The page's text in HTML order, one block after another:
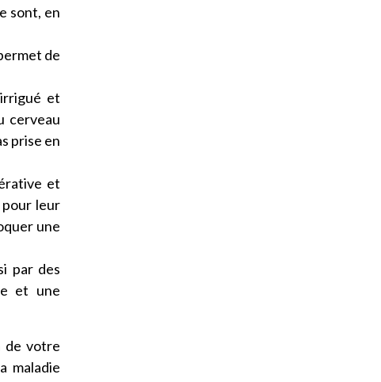
sont, en
de
et
cerveau
prise en
et
pour leur
une
par des
et une
de votre
maladie